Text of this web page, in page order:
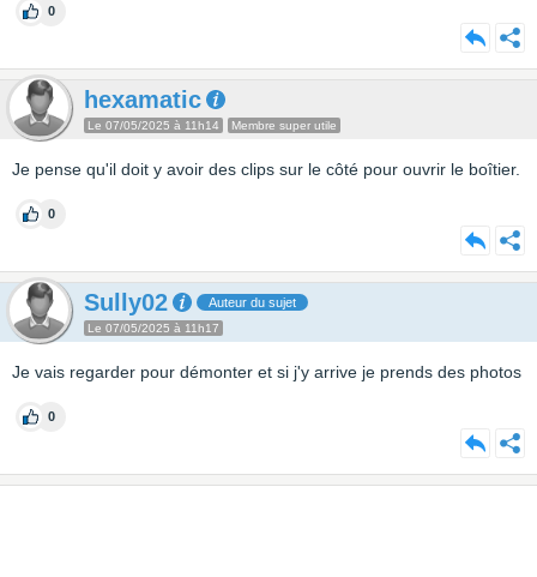
0
hexamatic
Le 07/05/2025 à 11h14 Membre super utile
Je pense qu'il doit y avoir des clips sur le côté pour ouvrir le boîtier.
0
Sully02 Auteur du sujet
Le 07/05/2025 à 11h17
Je vais regarder pour démonter et si j'y arrive je prends des photos
0